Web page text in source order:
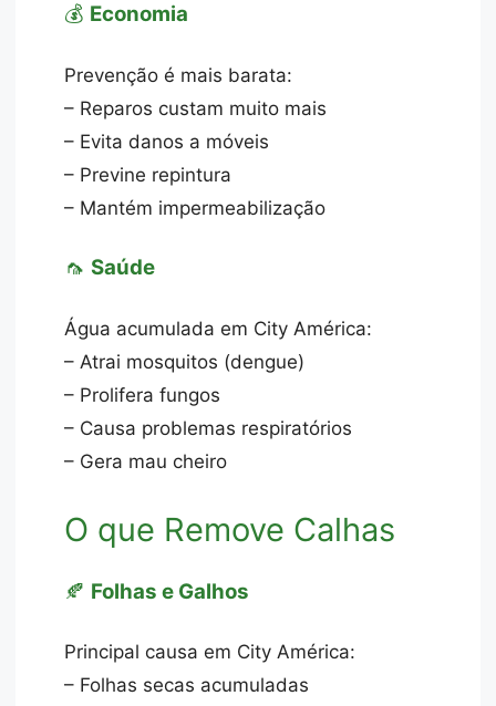
💰 Economia
Prevenção é mais barata:
– Reparos custam muito mais
– Evita danos a móveis
– Previne repintura
– Mantém impermeabilização
🦟 Saúde
Água acumulada em City América:
– Atrai mosquitos (dengue)
– Prolifera fungos
– Causa problemas respiratórios
– Gera mau cheiro
O que Remove Calhas
🍂 Folhas e Galhos
Principal causa em City América:
– Folhas secas acumuladas